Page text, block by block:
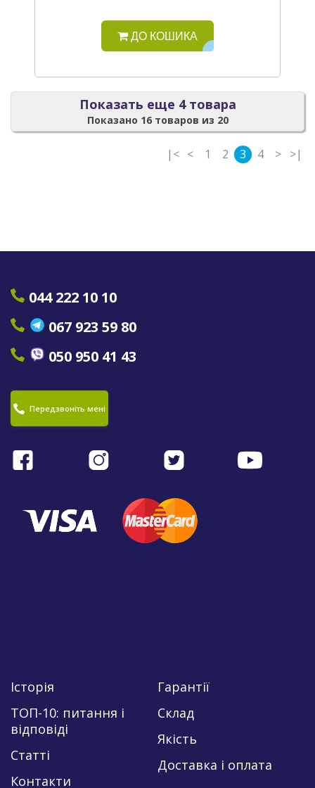
ДО КОШИКА
Показать еще 4 товара
Показано 16 товаров из 20
|< < 1 2 3 4 > >|
Історія
ТОП-10: питання і
відповіді
Статті
Контакти
Гарантії
Склад
Якість
Доставка і оплата
044 222 10 10
067 923 59 80
050 950 41 43
Передзвоніть мені